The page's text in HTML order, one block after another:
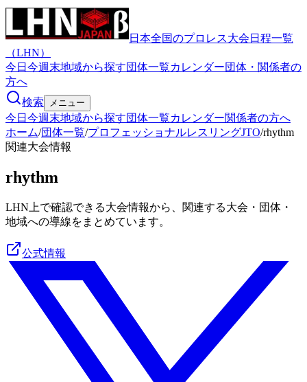
日本全国のプロレス大会日程一覧
（LHN）
今日 今週末地域から探す団体一覧カレンダー団体・関係者の
方へ
検索
メニュー
今日 今週末地域から探す団体一覧カレンダー関係者の方へ
ホーム/団体一覧/プロフェッショナルレスリングJTO/rhythm
関連大会情報
rhythm
LHN上で確認できる大会情報から、関連する大会・団体・
地域への導線をまとめています。
公式情報